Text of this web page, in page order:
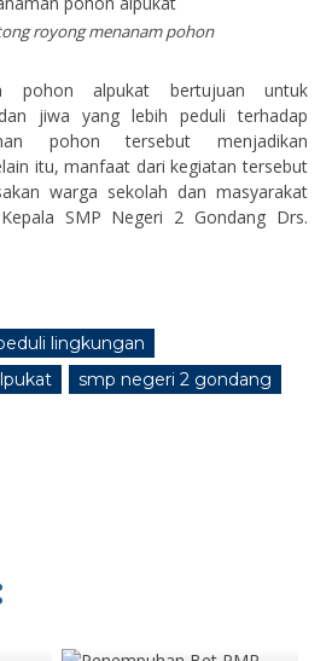
royong menanam pohon
pohon alpukat bertujuan untuk
jiwa yang lebih peduli terhadap
pohon tersebut menjadikan
itu, manfaat dari kegiatan tersebut
warga sekolah dan masyarakat
SMP Negeri 2 Gondang Drs.
lingkungan
smp negeri 2 gondang